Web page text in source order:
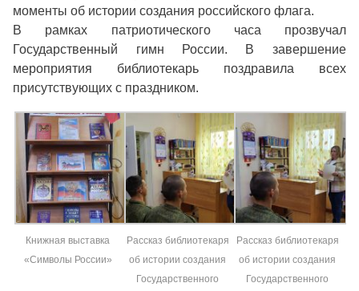
моменты об истории создания российского флага.
В рамках патриотического часа прозвучал
Государственный гимн России. В завершение
мероприятия библиотекарь поздравила всех
присутствующих с праздником.
Книжная выставка
«Символы России»
Рассказ библиотекаря
об истории создания
Государственного
Рассказ библиотекаря
об истории создания
Государственного